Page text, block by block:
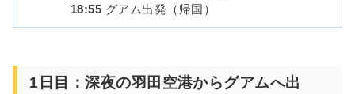
18:55 グアム出発（帰国）
1日目：深夜の羽田空港からグアムへ出